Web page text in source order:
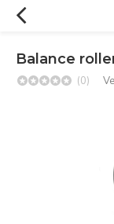
Balance
(0)